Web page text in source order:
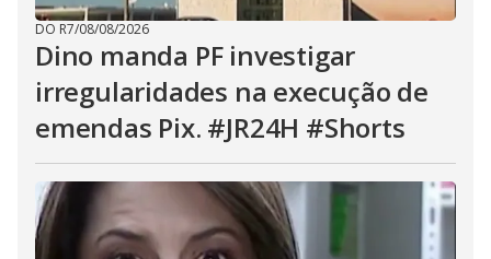
DO R7/08/08/2026
Dino manda PF investigar
irregularidades na execução de
emendas Pix. #JR24H #Shorts